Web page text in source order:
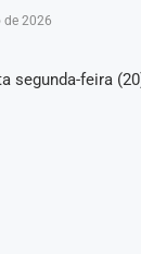
de 2026
segunda-feira